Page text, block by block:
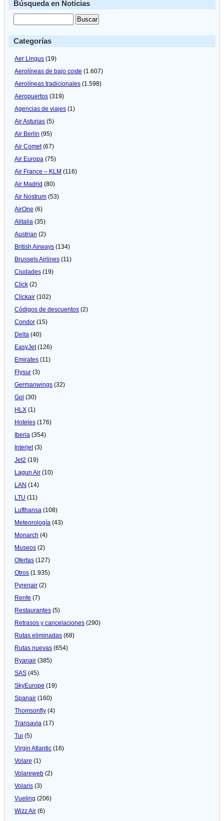
Búsqueda en Noticias
Categorías
Aer Lingus (19)
Aerolíneas de bajo coste (1.607)
Aerolíneas tradicionales (1.598)
Aeropuertos (319)
Agencias de viajes (1)
Air Asturias (5)
Air Berlin (95)
Air Comet(67)
Air Europa (75)
Air France – KLM (116)
Air Madrid (80)
Air Nostrum (53)
AirOne (6)
Alitalia (35)
Austrian (2)
British Airways (134)
Brussels Airlines (11)
Ciudades (19)
Click (2)
Clickair (102)
Códigos de descuentos (2)
Condor (15)
Delta (40)
EasyJet(126)
Emirates (11)
Flysur (3)
Germanwings (32)
Gol (30)
HLX (1)
Hoteles (176)
Iberia (354)
Interjet(3)
Jet2 (19)
Lagun Air (10)
LAN (14)
LTU (11)
Lufthansa (108)
Meteorologí­a (43)
Monarch (4)
Museos (2)
Ofertas (127)
Otros (1.935)
Pyrenair (2)
Renfe (7)
Restaurantes (5)
Retrasos y cancelaciones (290)
Rutas eliminadas (68)
Rutas nuevas (654)
Ryanair (385)
SAS (45)
SkyEurope (19)
Spanair (160)
Thomsonfly (4)
Transavia (17)
Tui (5)
Virgin Atlantic (16)
Volare (1)
Volareweb (2)
Volaris (3)
Vueling (206)
Wizz Air (6)